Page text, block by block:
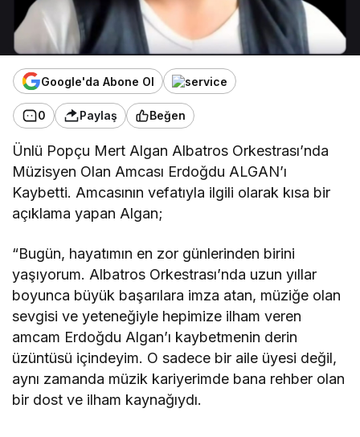
Google'da Abone Ol
0 Paylaş Beğen
Ünlü Popçu Mert Algan Albatros Orkestrası’nda
Müzisyen Olan Amcası Erdoğdu ALGAN’ı
Kaybetti. Amcasının vefatıyla ilgili olarak kısa bir
açıklama yapan Algan;
“Bugün, hayatımın en zor günlerinden birini
yaşıyorum. Albatros Orkestrası’nda uzun yıllar
boyunca büyük başarılara imza atan, müziğe olan
sevgisi ve yeteneğiyle hepimize ilham veren
amcam Erdoğdu Algan’ı kaybetmenin derin
üzüntüsü içindeyim. O sadece bir aile üyesi değil,
aynı zamanda müzik kariyerimde bana rehber olan
bir dost ve ilham kaynağıydı.